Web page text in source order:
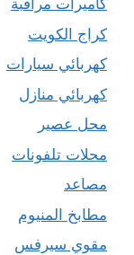
كاميرات مراقبة
كراج الكويت
كهربائي سيارات
كهربائي منازل
محل عصير
محلات تلفونات
مصاعد
مطابخ المنيوم
مقوي سيرفس